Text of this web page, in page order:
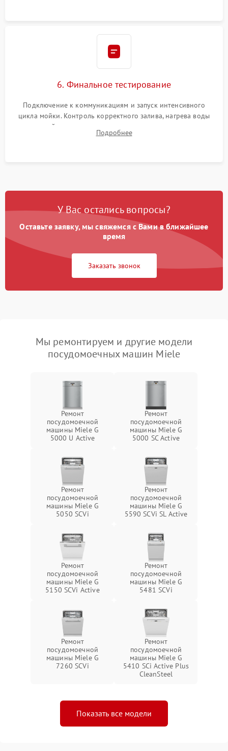
6. Финальное тестирование
Подключение к коммуникациям и запуск интенсивного
цикла мойки. Контроль корректного залива, нагрева воды
до нужной температуры, отсутствия посторонних шумов,
штатного слива и абсолютной сухости в поддоне.
Подробнее
У Вас остались вопросы?
Оставьте заявку, мы свяжемся с Вами в ближайшее
время
Заказать звонок
Мы ремонтируем и другие модели
посудомоечных машин Miele
Ремонт
посудомоечной
машины Miele G
5000 U Active
Ремонт
посудомоечной
машины Miele G
5000 SC Active
Ремонт
посудомоечной
машины Miele G
5050 SCVi
Ремонт
посудомоечной
машины Miele G
5590 SCVi SL Active
Ремонт
посудомоечной
машины Miele G
5150 SCVi Active
Ремонт
посудомоечной
машины Miele G
5481 SCVi
Ремонт
посудомоечной
машины Miele G
7260 SCVi
Ремонт
посудомоечной
машины Miele G
5410 SCi Active Plus
CleanSteel
Показать все модели